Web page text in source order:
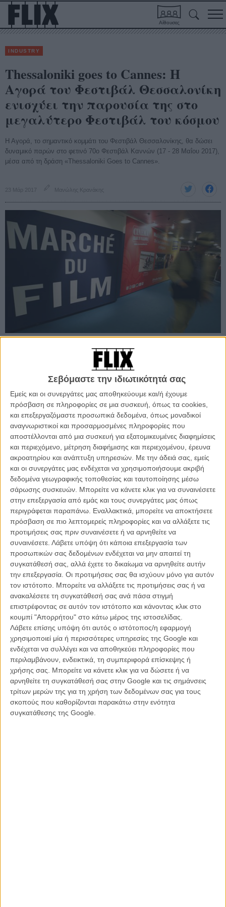
Σεβόμαστε την ιδιωτικότητά σας
Εμείς και οι συνεργάτες μας αποθηκεύουμε και/ή έχουμε
πρόσβαση σε πληροφορίες σε μια συσκευή, όπως τα cookies,
και επεξεργαζόμαστε προσωπικά δεδομένα, όπως μοναδικοί
αναγνωριστικοί και προσαρμοσμένες πληροφορίες που
αποστέλλονται από μια συσκευή για εξατομικευμένες διαφημίσεις
και περιεχόμενο, μέτρηση διαφήμισης και περιεχομένου, έρευνα
ακροατηρίου και ανάπτυξη υπηρεσιών. Με την άδειά σας, εμείς
και οι συνεργάτες μας ενδέχεται να χρησιμοποιήσουμε ακριβή
δεδομένα γεωγραφικής τοποθεσίας και ταυτοποίησης μέσω
σάρωσης συσκευών. Μπορείτε να κάνετε κλικ για να συναινέσετε
στην επεξεργασία από εμάς και τους συνεργάτες μας όπως
περιγράφεται παραπάνω. Εναλλακτικά, μπορείτε να αποκτήσετε
πρόσβαση σε πιο λεπτομερείς πληροφορίες και να αλλάξετε τις
προτιμήσεις σας πριν συναινέσετε ή να αρνηθείτε να
συναινέσετε. Λάβετε υπόψη ότι κάποια επεξεργασία των
προσωπικών σας δεδομένων ενδέχεται να μην απαιτεί τη
συγκατάθεσή σας, αλλά έχετε το δικαίωμα να αρνηθείτε αυτήν
την επεξεργασία. Οι προτιμήσεις σας θα ισχύουν μόνο για αυτόν
τον ιστότοπο. Μπορείτε να αλλάξετε τις προτιμήσεις σας ή να
ανακαλέσετε τη συγκατάθεσή σας ανά πάσα στιγμή
επιστρέφοντας σε αυτόν τον ιστότοπο και κάνοντας κλικ στο
κουμπί "Απορρήτου" στο κάτω μέρος της ιστοσελίδας.
Λάβετε επίσης υπόψη ότι αυτός ο ιστότοπος/η εφαρμογή
χρησιμοποιεί μία ή περισσότερες υπηρεσίες της Google και
ενδέχεται να συλλέγει και να αποθηκεύει πληροφορίες που
περιλαμβάνουν, ενδεικτικά, τη συμπεριφορά επίσκεψης ή
χρήσης σας. Μπορείτε να κάνετε κλικ για να δώσετε ή να
αρνηθείτε τη συγκατάθεσή σας στην Google και τις σημάνσεις
τρίτων μερών της για τη χρήση των δεδομένων σας για τους
σκοπούς που καθορίζονται παρακάτω στην ενότητα
συγκατάθεσης της Google.
Αίθουσες
INDUSTRY
Thessaloniki goes to Cannes: Η
Αγορά του Φεστιβάλ Θεσσαλονίκη
ενισχύει την παρουσία της στο
μεγαλύτερο Φεστιβάλ του κόσμου
Η Αγορά, το σημαντικό κομμάτι του Φεστιβάλ Θεσσαλονίκης, θα δώσει
δυναμικό παρών στο φετινό 70ο Φεστιβάλ Καννών (17 - 28 Μαΐου 2017),
μέσα από τη δράση «Thessaloniki Goes to Cannes».
23 Μάρ 2017 Μανώλης Κρανάκης
Προσθέστε το Flix στις προτιμήσεις σας στο
Google
Με Δελτίο Τύπου ανακοινώνεται η συνέργεια που φέρνει την Αγορά
του Φεστιβάλ Θεσσαλονίκης στο Φεστιβάλ Καννών με ακόμη πιο
ενισχυμένη παρουσία και με σκοπό τη στήριξη της ελληνικής
κινηματογραφικής παραγωγής ακριβώς στο κέντρο της πιο ενεργής
αγοράς επαγγελματιών στον κόσμο.
Διαβάστε ακόμη:Το κείμενο που έκανε τη διαφορά στα
Βραβεία της Ελληνικής Ακαδημίας Κινηματογράφου (και τι
τρέχει τελικά με το Ελληνικό Κέντρο Κινηματογράφου;)
Με μεγάλη χαρά το Φεστιβάλ Κινηματογράφου Θεσσαλονίκης σε
συνεργασία με το Ελληνικό Κέντρο Κινηματογράφου ανακοινώνει μια
σπουδαία συνέργεια που ενισχύει ακόμη περισσότερο το ρόλο του
στον διεθνή φεστιβαλικό χάρτη: Η Αγορά, το πάντοτε δραστήριο
κομμάτι του ΦΚΘ, θα δώσει δυναμικό παρών στο φετινό 70ο
Φεστιβάλ Καννών (17 - 28 Μαΐου 2017), μέσα από τη δράση
«Thessaloniki Goes to Cannes»
Στο πλαίσιο του «Thessaloniki Goes to Cannes» την Τρίτη 23 Μαΐου
2017 θα προβληθούν 5 Works in Progress (ταινίες μυθοπλασίας ή
ντοκιμαντέρ σε εξέλιξη) από την Ελλάδα και την ευρύτερη περιοχή. Οι
ταινίες αυτές θα παρουσιαστούν στους επαγγελματίες του
κινηματογραφικού χώρου που θα συμμετάσχουν φέτος στο τμήμα
Marché du Film του Φεστιβάλ Καννών, μια από τις μεγαλύτερες και
πιο περιζήτητες αγορές ταινιών στον κόσμο
Η Ελλάδα, είναι η μοναδική χώρα από τη Νοτιοανανατολική Ευρώπη
και τα Βαλκάνια που παίρνει μέρος στη συγκεκριμένη δράση /
πρωτοβουλία του Φεστιβάλ Καννών